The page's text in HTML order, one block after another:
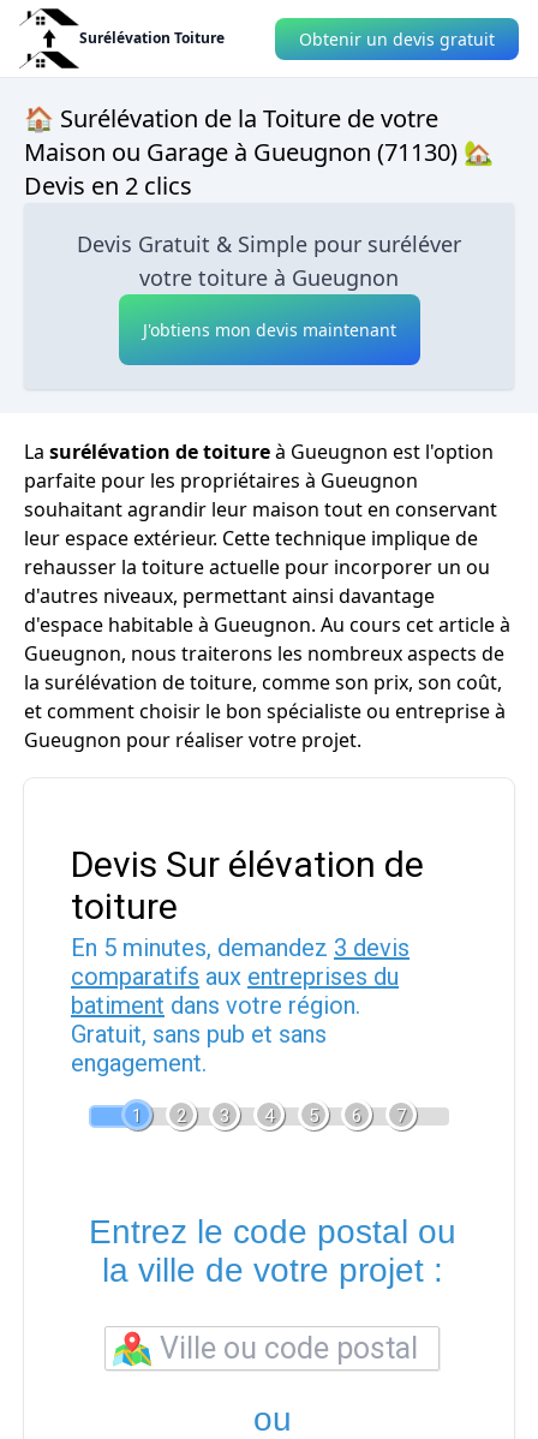
Surélévation Toiture Obtenir un devis gratuit
🏠 Surélévation de la Toiture de votre
Maison ou Garage à Gueugnon (71130) 🏡
Devis en 2 clics
Devis Gratuit & Simple pour suréléver
votre toiture à Gueugnon
J'obtiens mon devis maintenant
La surélévation de toitureà Gueugnon est l'option
parfaite pour les propriétaires à Gueugnon
souhaitant agrandir leur maison tout en conservant
leur espace extérieur. Cette technique implique de
rehausser la toiture actuelle pour incorporer un ou
d'autres niveaux, permettant ainsi davantage
d'espace habitable à Gueugnon. Au cours cet article à
Gueugnon, nous traiterons les nombreux aspects de
la surélévation de toiture, comme son prix, son coût,
et comment choisir le bon spécialiste ou entreprise à
Gueugnon pour réaliser votre projet.
Devis Sur élévation de
toiture
En 5 minutes, demandez 3 devis
comparatifs aux entreprises du
batiment dans votre région.
Gratuit, sans pub et sans
engagement.
1 2 3 4 5 6 7
Entrez le code postal ou
la ville de votre projet :
ou